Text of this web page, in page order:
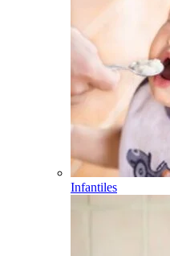
Infantiles